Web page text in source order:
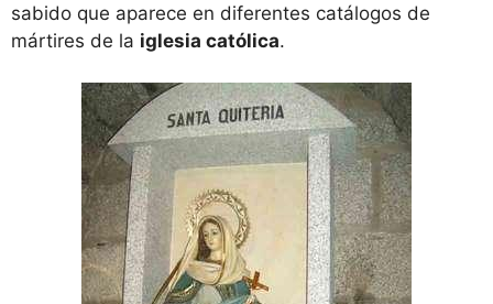
sabido que aparece en diferentes catálogos de
mártires de la iglesia católica.